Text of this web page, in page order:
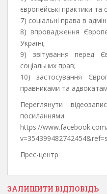
європейські практики та
7) соціальні права в
8) впровадження
Україні;
9) звітування перед
соціальних прав;
10) застосування
правниками та
Переглянути
посиланнями:
https://
Прес-центр
ЗАЛИШИТИ ВІДПОВІДЬ